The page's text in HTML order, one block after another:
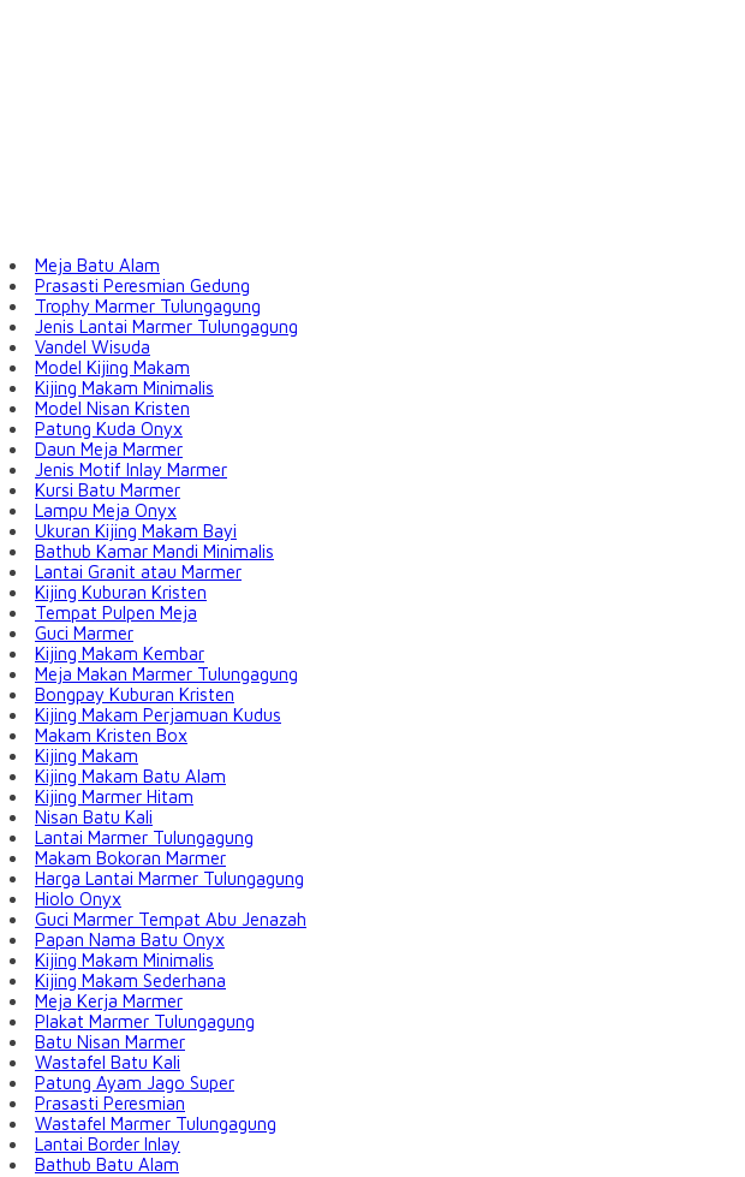
Meja Batu Alam
Prasasti Peresmian Gedung
Trophy Marmer Tulungagung
Jenis Lantai Marmer Tulungagung
Vandel Wisuda
Model Kijing Makam
Kijing Makam Minimalis
Model Nisan Kristen
Patung Kuda Onyx
Daun Meja Marmer
Jenis Motif Inlay Marmer
Kursi Batu Marmer
Lampu Meja Onyx
Ukuran Kijing Makam Bayi
Bathub Kamar Mandi Minimalis
Lantai Granit atau Marmer
Kijing Kuburan Kristen
Tempat Pulpen Meja
Guci Marmer
Kijing Makam Kembar
Meja Makan Marmer Tulungagung
Bongpay Kuburan Kristen
Kijing Makam Perjamuan Kudus
Makam Kristen Box
Kijing Makam
Kijing Makam Batu Alam
Kijing Marmer Hitam
Nisan Batu Kali
Lantai Marmer Tulungagung
Makam Bokoran Marmer
Harga Lantai Marmer Tulungagung
Hiolo Onyx
Guci Marmer Tempat Abu Jenazah
Papan Nama Batu Onyx
Kijing Makam Minimalis
Kijing Makam Sederhana
Meja Kerja Marmer
Plakat Marmer Tulungagung
Batu Nisan Marmer
Wastafel Batu Kali
Patung Ayam Jago Super
Prasasti Peresmian
Wastafel Marmer Tulungagung
Lantai Border Inlay
Bathub Batu Alam